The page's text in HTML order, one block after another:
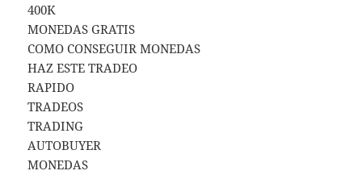
400K
MONEDAS GRATIS
COMO CONSEGUIR MONEDAS
HAZ ESTE TRADEO
RAPIDO
TRADEOS
TRADING
AUTOBUYER
MONEDAS